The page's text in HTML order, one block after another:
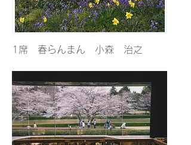
1席 春らんまん 小森 治之